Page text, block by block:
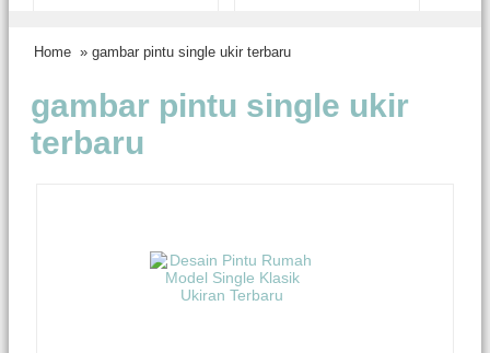
Home » gambar pintu single ukir terbaru
gambar pintu single ukir
terbaru